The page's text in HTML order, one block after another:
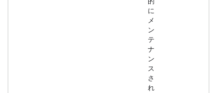
に
メ
ン
テ
ナ
ン
ス
さ
れ